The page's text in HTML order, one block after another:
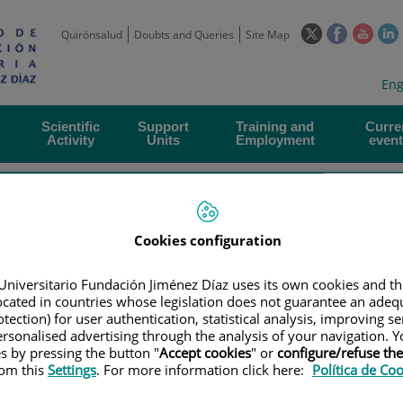
Quirónsalud Doubts and Queries Site Map
This
in
up
This
in
pop-
up
This
open
in
a
pop-
up
Scientific
Activity
Support
Units
Training and
Employment
TRAINING PLAN |LIV LECCIÓN CONMEMORATIVA JIMÉNEZ DÍAZ
Jiménez Díaz
Cookies configuration
Fundación Jiménez Díaz uses its own cookies and
in countries whose legislation does not guarantee an
for user authentication, statistical analysis, improving
advertising through the analysis of your navigation.
by pressing the button "Accept cookies" or configure/refuse
thisSettings. For more information click here: Política de